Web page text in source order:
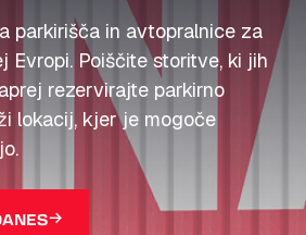
parkirišča in avtopralnice za
Evropi. Poiščite storitve, ki jih
rezervirajte parkirno
lokacij, kjer je mogoče